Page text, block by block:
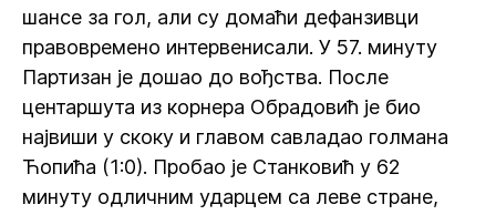
шансе за гол, али су домаћи дефанзивци
правовремено интервенисали. У 57. минуту
Партизан је дошао до вођства. После
центаршута из корнера Обрадовић је био
највиши у скоку и главом савладао голмана
Ћопића (1:0). Пробао је Станковић у 62
минуту одличним ударцем са леве стране,